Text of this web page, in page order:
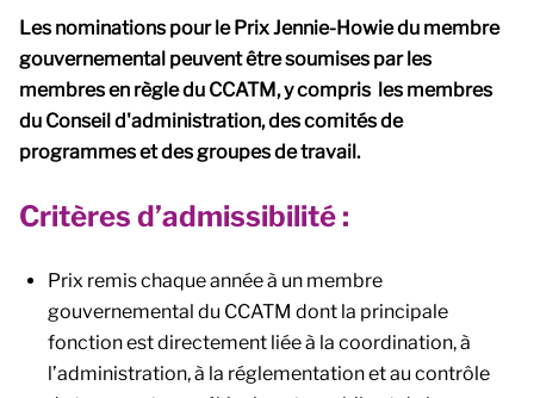
Les nominations pour le Prix Jennie-Howie du membre
gouvernemental peuvent être soumises par les
membres en règle du CCATM, y compris les membres
du Conseil d'administration, des comités de
programmes et des groupes de travail.
Critères d’admissibilité :
Prix remis chaque année à un membre
gouvernemental du CCATM dont la principale
fonction est directement liée à la coordination, à
l’administration, à la réglementation et au contrôle